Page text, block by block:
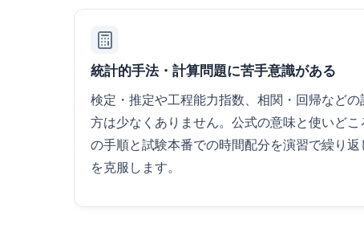
統計的手法・計算問題に苦手意識がある
検定・推定や工程能力指数、相関・回帰など
方は少なくありません。公式の意味と使いど
の手順と試験本番での時間配分を演習で繰り
を克服します。